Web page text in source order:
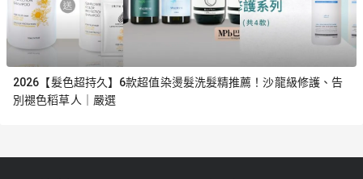
2026【髮色超持久】6款超值染燙髮洗髮精推薦！沙龍級修護、告
別褪色稻草人｜嚴選